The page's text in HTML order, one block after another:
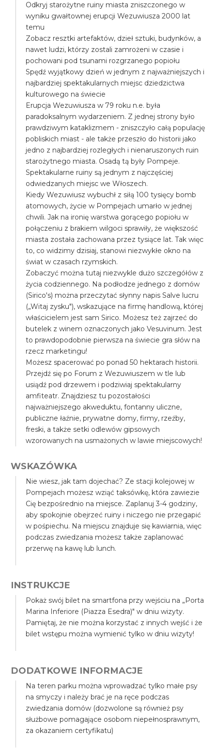
Odkryj starożytne ruiny miasta zniszczonego w
wyniku gwałtownej erupcji Wezuwiusza 2000 lat
temu
Zobacz resztki artefaktów, dzieł sztuki, budynków, a
nawet ludzi, którzy zostali zamrożeni w czasie i
pochowani pod tsunami rozgrzanego popiołu
Spędź wyjątkowy dzień w jednym z najważniejszych i
najbardziej spektakularnych miejsc dziedzictwa
kulturowego na świecie
Erupcja Wezuwiusza w 79 roku n.e. była
paradoksalnym wydarzeniem. Z jednej strony było
prawdziwym kataklizmem - zniszczyło całą populację
pobliskich miast - ale także przeszło do historii jako
jedno z najbardziej rozległych i nienaruszonych ruin
starożytnego miasta. Osadą tą były Pompeje.
Spektakularne ruiny są jednym z najczęściej
odwiedzanych miejsc we Włoszech.
Kiedy Wezuwiusz wybuchł z siłą 100 tysięcy bomb
atomowych, życie w Pompejach umarło w jednej
chwili. Jak na ironię warstwa gorącego popiołu w
połączeniu z brakiem wilgoci sprawiły, że większość
miasta została zachowana przez tysiące lat. Tak więc
to, co widzimy dzisiaj, stanowi niezwykłe okno na
świat w czasach rzymskich.
Zobaczyć można tutaj niezwykle dużo szczegółów z
życia codziennego. Na podłodze jednego z domów
(Sirico's) można przeczytać słynny napis Salve lucru
(„Witaj zysku"), wskazujące na firmę handlową, której
właścicielem jest sam Sirico. Możesz też zajrzeć do
butelek z winem oznaczonych jako Vesuvinum. Jest
to prawdopodobnie pierwsza na świecie gra słów na
rzecz marketingu!
Możesz spacerować po ponad 50 hektarach historii.
Przejdź się po Forum z Wezuwiuszem w tle lub
usiądź pod drzewem i podziwiaj spektakularny
amfiteatr. Znajdziesz tu pozostałości
najważniejszego akweduktu, fontanny uliczne,
publiczne łaźnie, prywatne domy, firmy, rzeźby,
freski, a także setki odlewów gipsowych
wzorowanych na usmażonych w lawie miejscowych!
WSKAZÓWKA
Nie wiesz, jak tam dojechać? Ze stacji kolejowej w
Pompejach możesz wziąć taksówkę, która zawiezie
Cię bezpośrednio na miejsce. Zaplanuj 3-4 godziny,
aby spokojnie obejrzeć ruiny i niczego nie przegapić
w pośpiechu. Na miejscu znajduje się kawiarnia, więc
podczas zwiedzania możesz także zaplanować
przerwę na kawę lub lunch.
INSTRUKCJE
Pokaż swój bilet na smartfona przy wejściu na „Porta
Marina Inferiore (Piazza Esedra)" w dniu wizyty.
Pamiętaj, że nie można korzystać z innych wejść i że
bilet wstępu można wymienić tylko w dniu wizyty!
DODATKOWE INFORMACJE
Na teren parku można wprowadzać tylko małe psy
na smyczy i należy brać je na ręce podczas
zwiedzania domów (dozwolone są również psy
służbowe pomagające osobom niepełnosprawnym,
za okazaniem certyfikatu)